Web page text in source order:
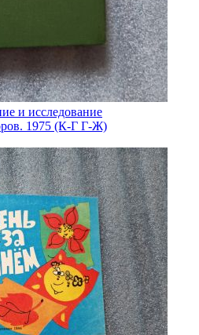
и исследование
1975 (К-Г Г-Ж)